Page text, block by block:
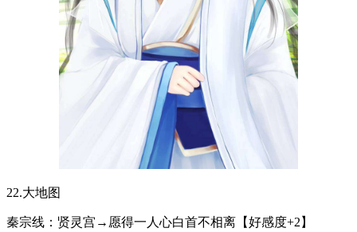
22.大地图
秦宗线：贤灵宫→愿得一人心白首不相离【好感度+2】